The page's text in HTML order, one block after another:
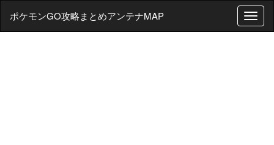
T
o
ポケモンGO攻略まとめアンテナMAP